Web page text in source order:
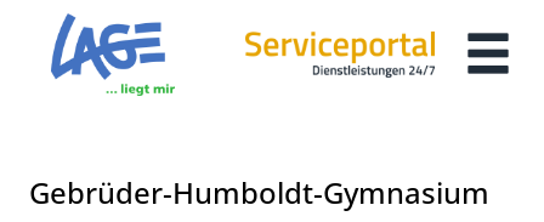
Zum Hauptinhalt springen
Zum Header
Zum Hauptinhalt
Zum Footer
Gebrüder-Humboldt-Gymnasium